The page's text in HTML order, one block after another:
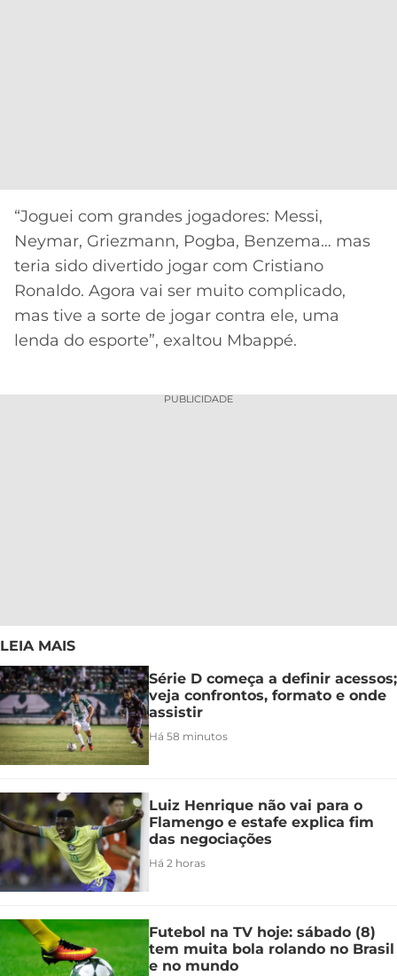
“Joguei com grandes jogadores: Messi,
Neymar, Griezmann, Pogba, Benzema… mas
teria sido divertido jogar com Cristiano
Ronaldo. Agora vai ser muito complicado,
mas tive a sorte de jogar contra ele, uma
lenda do esporte”, exaltou Mbappé.
PUBLICIDADE
LEIA MAIS
Série D começa a definir acessos;
veja confrontos, formato e onde
assistir
Há 58 minutos
Luiz Henrique não vai para o
Flamengo e estafe explica fim
das negociações
Há 2 horas
Futebol na TV hoje: sábado (8)
tem muita bola rolando no Brasil
e no mundo